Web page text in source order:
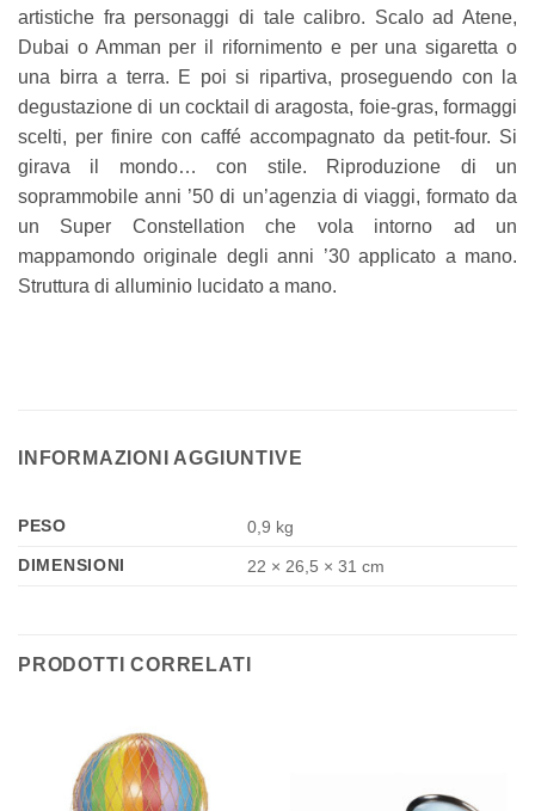
artistiche fra personaggi di tale calibro. Scalo ad Atene,
Dubai o Amman per il rifornimento e per una sigaretta o
una birra a terra. E poi si ripartiva, proseguendo con la
degustazione di un cocktail di aragosta, foie-gras, formaggi
scelti, per finire con caffé accompagnato da petit-four. Si
girava il mondo… con stile. Riproduzione di un
soprammobile anni ’50 di un’agenzia di viaggi, formato da
un Super Constellation che vola intorno ad un
mappamondo originale degli anni ’30 applicato a mano.
Struttura di alluminio lucidato a mano.
INFORMAZIONI AGGIUNTIVE
PESO
0,9 kg
DIMENSIONI
22 × 26,5 × 31 cm
PRODOTTI CORRELATI